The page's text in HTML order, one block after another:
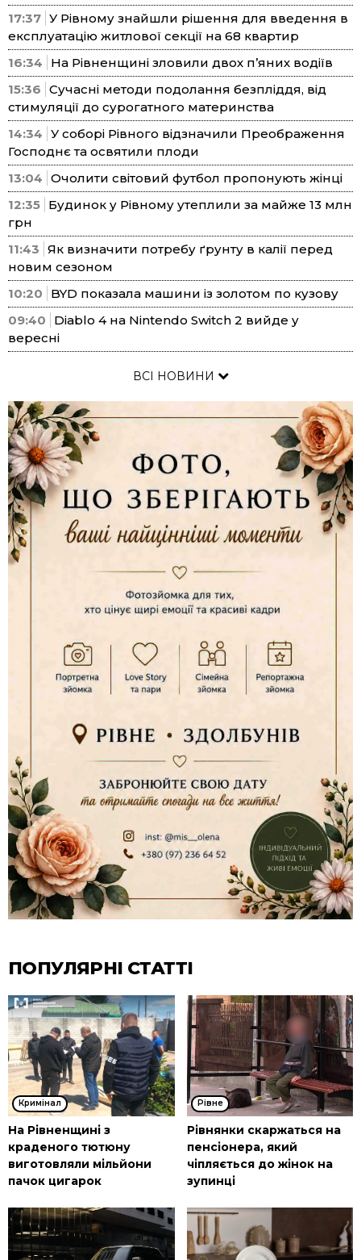
17:37 У Рівному знайшли рішення для введення в
експлуатацію житлової секції на 68 квартир
16:34
На Рівненщині зловили двох п’яних водіїв
15:36 Сучасні методи подолання безпліддя, від
стимуляції до сурогатного материнства
14:34 У соборі Рівного відзначили Преображення
Господнє та освятили плоди
13:04 Очолити світовий футбол пропонують жінці
12:35 Будинок у Рівному утеплили за майже 13 млн
грн
11:43 Як визначити потребу ґрунту в калії перед
новим сезоном
10:20
BYD показала машини із золотом по кузову
09:40
Diablo 4 на Nintendo Switch 2 вийде у
вересні
ВСІ НОВИНИ
ПОПУЛЯРНІ СТАТТІ
Кримінал
На Рівненщині з
краденого тютюну
виготовляли мільйони
пачок цигарок
Рівне
Рівнянки скаржаться на
пенсіонера, який
чіпляється до жінок на
зупинці